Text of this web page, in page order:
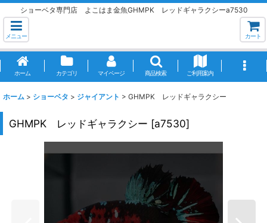
ショーベタ専門店 よこはま金魚GHMPK レッドギャラクシーa7530
メニュー カート
ホーム カテゴリ マイページ 商品検索 ご利用案内
ホーム > ショーベタ > ジャイアント > GHMPK レッドギャラクシー
GHMPK レッドギャラクシー [a7530]